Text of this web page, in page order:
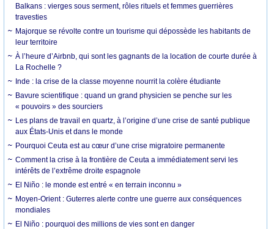
Balkans : vierges sous serment, rôles rituels et femmes guerrières
travesties
Majorque se révolte contre un tourisme qui dépossède les habitants de
leur territoire
À l’heure d’Airbnb, qui sont les gagnants de la location de courte durée à
La Rochelle ?
Inde : la crise de la classe moyenne nourrit la colère étudiante
Bavure scientifique : quand un grand physicien se penche sur les
« pouvoirs » des sourciers
Les plans de travail en quartz, à l’origine d’une crise de santé publique
aux États-Unis et dans le monde
Pourquoi Ceuta est au cœur d’une crise migratoire permanente
Comment la crise à la frontière de Ceuta a immédiatement servi les
intérêts de l’extrême droite espagnole
El Niño : le monde est entré « en terrain inconnu »
Moyen-Orient : Guterres alerte contre une guerre aux conséquences
mondiales
El Niño : pourquoi des millions de vies sont en danger